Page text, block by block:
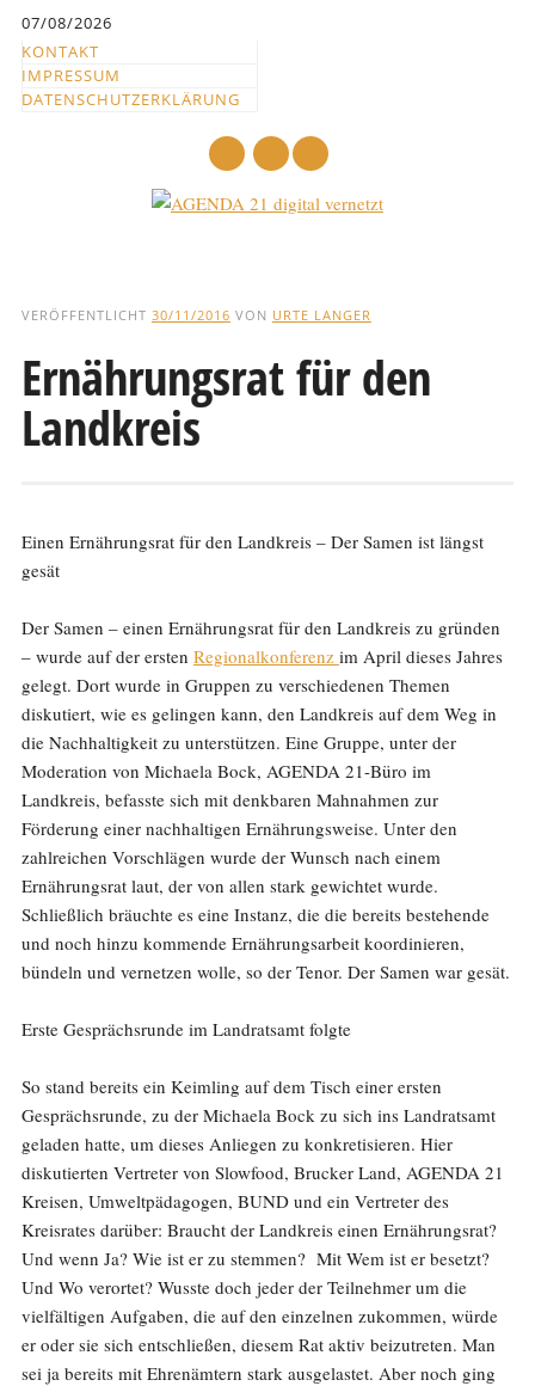
springen
07/08/2026
KONTAKT
IMPRESSUM
DATENSCHUTZERKLÄRUNG
und
Text
VERÖFFENTLICHT 30/11/2016 VON URTE LANGER
Ernährungsrat für den
Landkreis
Einen Ernährungsrat für den Landkreis – Der Samen ist längst
gesät
Der Samen – einen Ernährungsrat für den Landkreis zu gründen
– wurde auf der ersten Regionalkonferenz im April dieses Jahres
gelegt. Dort wurde in Gruppen zu verschiedenen Themen
diskutiert, wie es gelingen kann, den Landkreis auf dem Weg in
die Nachhaltigkeit zu unterstützen. Eine Gruppe, unter der
Moderation von Michaela Bock, AGENDA 21-Büro im
Landkreis, befasste sich mit denkbaren Mahnahmen zur
Förderung einer nachhaltigen Ernährungsweise. Unter den
zahlreichen Vorschlägen wurde der Wunsch nach einem
Ernährungsrat laut, der von allen stark gewichtet wurde.
Schließlich bräuchte es eine Instanz, die die bereits bestehende
und noch hinzu kommende Ernährungsarbeit koordinieren,
bündeln und vernetzen wolle, so der Tenor. Der Samen war gesät.
Erste Gesprächsrunde im Landratsamt folgte
So stand bereits ein Keimling auf dem Tisch einer ersten
Gesprächsrunde, zu der Michaela Bock zu sich ins Landratsamt
geladen hatte, um dieses Anliegen zu konkretisieren. Hier
diskutierten Vertreter von Slowfood, Brucker Land, AGENDA 21
Kreisen, Umweltpädagogen, BUND und ein Vertreter des
Kreisrates darüber: Braucht der Landkreis einen Ernährungsrat?
Und wenn Ja? Wie ist er zu stemmen? Mit Wem ist er besetzt?
Und Wo verortet? Wusste doch jeder der Teilnehmer um die
vielfältigen Aufgaben, die auf den einzelnen zukommen, würde
er oder sie sich entschließen, diesem Rat aktiv beizutreten. Man
sei ja bereits mit Ehrenämtern stark ausgelastet. Aber noch ging